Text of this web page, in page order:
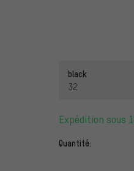
black
32
Expédition sous
Quantité: